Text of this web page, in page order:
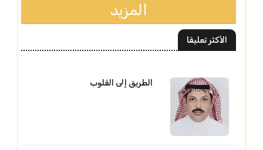
المزيد
الأكثر تعليقا
الطريق إلى القلوب